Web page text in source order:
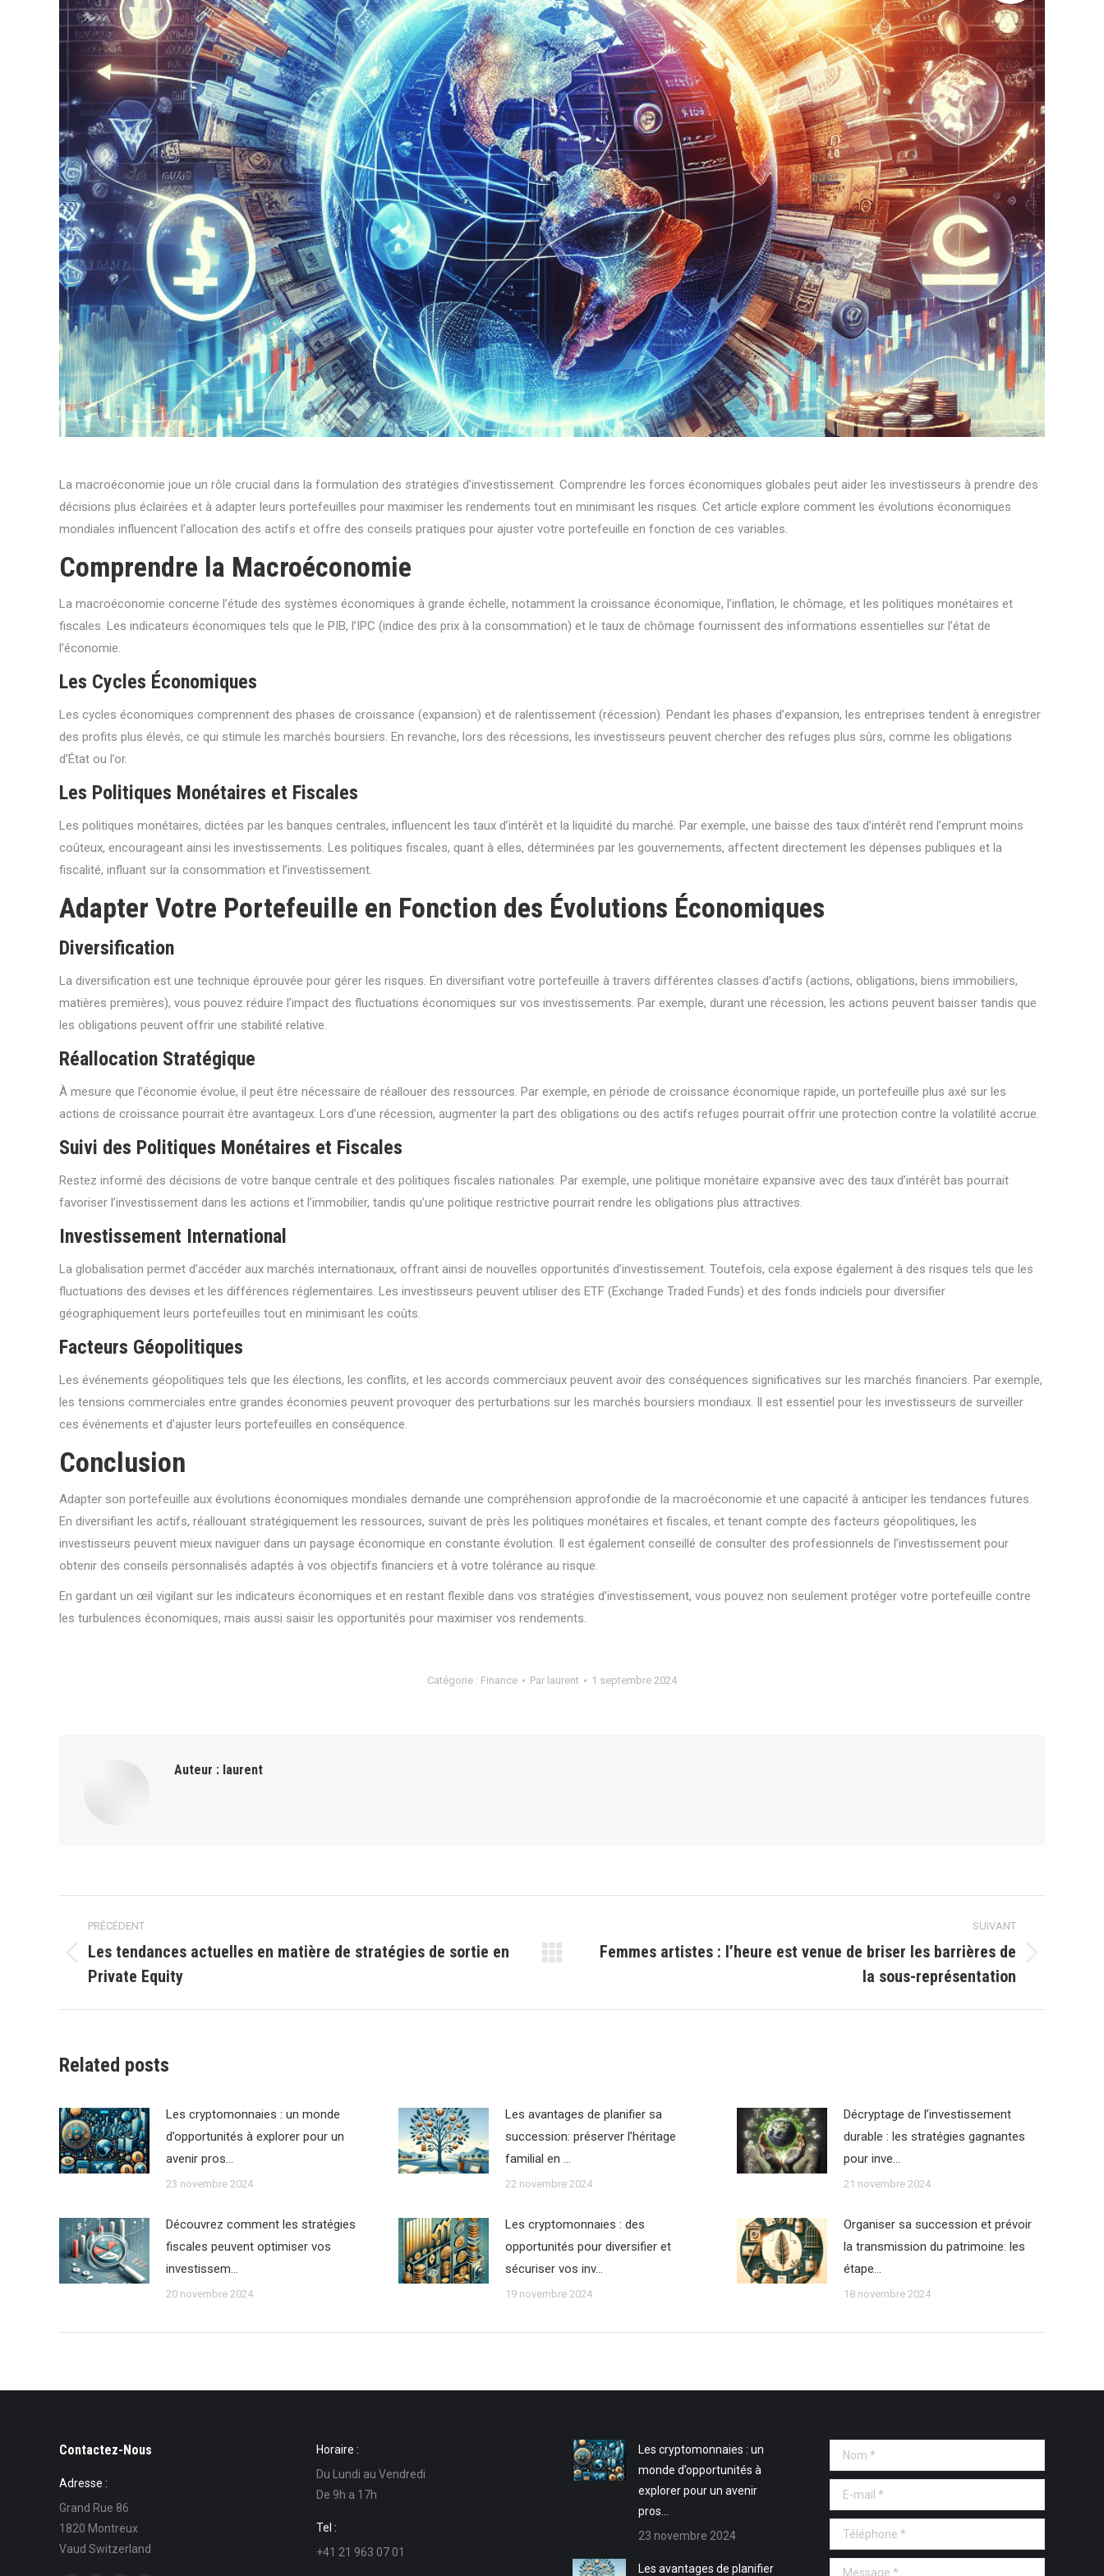
La macroéconomie joue un rôle crucial dans la formulation des stratégies d’investissement. Comprendre les forces économiques globales peut aider les investisseurs à prendre des
décisions plus éclairées et à adapter leurs portefeuilles pour maximiser les rendements tout en minimisant les risques. Cet article explore comment les évolutions économiques
mondiales influencent l’allocation des actifs et offre des conseils pratiques pour ajuster votre portefeuille en fonction de ces variables.
Comprendre la Macroéconomie
La macroéconomie concerne l’étude des systèmes économiques à grande échelle, notamment la croissance économique, l’inflation, le chômage, et les politiques monétaires et
fiscales. Les indicateurs économiques tels que le PIB, l’IPC (indice des prix à la consommation) et le taux de chômage fournissent des informations essentielles sur l’état de
l’économie.
Les Cycles Économiques
Les cycles économiques comprennent des phases de croissance (expansion) et de ralentissement (récession). Pendant les phases d’expansion, les entreprises tendent à enregistrer
des profits plus élevés, ce qui stimule les marchés boursiers. En revanche, lors des récessions, les investisseurs peuvent chercher des refuges plus sûrs, comme les obligations
d’État ou l’or.
Les Politiques Monétaires et Fiscales
Les politiques monétaires, dictées par les banques centrales, influencent les taux d’intérêt et la liquidité du marché. Par exemple, une baisse des taux d’intérêt rend l’emprunt moins
coûteux, encourageant ainsi les investissements. Les politiques fiscales, quant à elles, déterminées par les gouvernements, affectent directement les dépenses publiques et la
fiscalité, influant sur la consommation et l’investissement.
Adapter Votre Portefeuille en Fonction des Évolutions Économiques
Diversification
La diversification est une technique éprouvée pour gérer les risques. En diversifiant votre portefeuille à travers différentes classes d’actifs (actions, obligations, biens immobiliers,
matières premières), vous pouvez réduire l’impact des fluctuations économiques sur vos investissements. Par exemple, durant une récession, les actions peuvent baisser tandis que
les obligations peuvent offrir une stabilité relative.
Réallocation Stratégique
À mesure que l’économie évolue, il peut être nécessaire de réallouer des ressources. Par exemple, en période de croissance économique rapide, un portefeuille plus axé sur les
actions de croissance pourrait être avantageux. Lors d’une récession, augmenter la part des obligations ou des actifs refuges pourrait offrir une protection contre la volatilité accrue.
Suivi des Politiques Monétaires et Fiscales
Restez informé des décisions de votre banque centrale et des politiques fiscales nationales. Par exemple, une politique monétaire expansive avec des taux d’intérêt bas pourrait
favoriser l’investissement dans les actions et l’immobilier, tandis qu’une politique restrictive pourrait rendre les obligations plus attractives.
Investissement International
La globalisation permet d’accéder aux marchés internationaux, offrant ainsi de nouvelles opportunités d’investissement. Toutefois, cela expose également à des risques tels que les
fluctuations des devises et les différences réglementaires. Les investisseurs peuvent utiliser des ETF (Exchange Traded Funds) et des fonds indiciels pour diversifier
géographiquement leurs portefeuilles tout en minimisant les coûts.
Facteurs Géopolitiques
Les événements géopolitiques tels que les élections, les conflits, et les accords commerciaux peuvent avoir des conséquences significatives sur les marchés financiers. Par exemple,
les tensions commerciales entre grandes économies peuvent provoquer des perturbations sur les marchés boursiers mondiaux. Il est essentiel pour les investisseurs de surveiller
ces événements et d’ajuster leurs portefeuilles en conséquence.
Conclusion
Adapter son portefeuille aux évolutions économiques mondiales demande une compréhension approfondie de la macroéconomie et une capacité à anticiper les tendances futures.
En diversifiant les actifs, réallouant stratégiquement les ressources, suivant de près les politiques monétaires et fiscales, et tenant compte des facteurs géopolitiques, les
investisseurs peuvent mieux naviguer dans un paysage économique en constante évolution. Il est également conseillé de consulter des professionnels de l’investissement pour
obtenir des conseils personnalisés adaptés à vos objectifs financiers et à votre tolérance au risque.
En gardant un œil vigilant sur les indicateurs économiques et en restant flexible dans vos stratégies d’investissement, vous pouvez non seulement protéger votre portefeuille contre
les turbulences économiques, mais aussi saisir les opportunités pour maximiser vos rendements.
Catégorie : Finance Par laurent 1 septembre 2024
Auteur : laurent
Navigation
article
PRÉCÉDENT
précédent
:
Les tendances actuelles en matière de stratégies de sortie en
Private Equity
SUIVANT
:
Femmes artistes : l’heure est venue de briser les barrières de
la sous-représentation
Related posts
Les cryptomonnaies : un monde
d’opportunités à explorer pour un
avenir pros…
23 novembre 2024
Les avantages de planifier sa
succession: préserver l’héritage
familial en …
22 novembre 2024
Décryptage de l’investissement
durable : les stratégies gagnantes
pour inve…
21 novembre 2024
Découvrez comment les stratégies
fiscales peuvent optimiser vos
investissem…
20 novembre 2024
Les cryptomonnaies : des
opportunités pour diversifier et
sécuriser vos inv…
19 novembre 2024
Organiser sa succession et prévoir
la transmission du patrimoine: les
étape…
18 novembre 2024
Contactez-Nous
Adresse :
Grand Rue 86
1820 Montreux
Vaud Switzerland
Horaire :
Du Lundi au Vendredi
De 9h a 17h
Tel :
+41 21 963 07 01
Les cryptomonnaies : un
monde d’opportunités à
explorer pour un avenir
pros…
23 novembre 2024
Les avantages de planifier
Nom *
E-mail *
Téléphone *
Message *